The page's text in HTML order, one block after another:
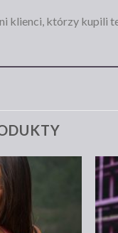
klienci, którzy kupili